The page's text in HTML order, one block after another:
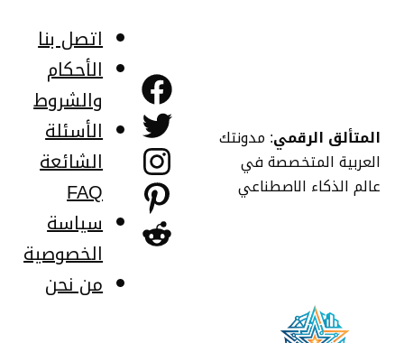
المتألق الرقمي: مدونتك
العربية المتخصصة في
عالم الذكاء الاصطناعي
فيسبوك
تويتر
إنستجرام
بينتريست
ريديت
اتصل بنا
الأحكام
والشروط
الأسئلة
الشائعة
FAQ
سياسة
الخصوصية
من نحن